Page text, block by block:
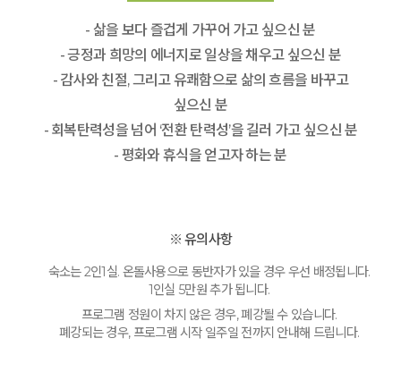
- 삶을 보다 즐겁게 가꾸어 가고 싶으신 분
- 긍정과 희망의 에너지로 일상을 채우고 싶으신 분
- 감사와 친절, 그리고 유쾌함으로 삶의 흐름을 바꾸고
싶으신 분
- 회복탄력성을 넘어 ‘전환 탄력성’을 길러 가고 싶으신 분
- 평화와 휴식을 얻고자 하는 분
※ 유의사항
숙소는 2인1실. 온돌사용으로 동반자가 있을 경우 우선 배정됩니다.
1인실 5만원 추가 됩니다.
프로그램 정원이 차지 않은 경우, 폐강될 수 있습니다.
폐강되는 경우, 프로그램 시작 일주일 전까지 안내해 드립니다.